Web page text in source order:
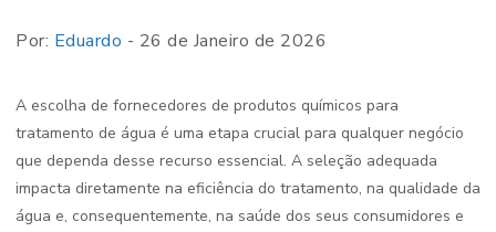
Por: Eduardo - 26 de Janeiro de 2026
A escolha de fornecedores de produtos químicos para
tratamento de água é uma etapa crucial para qualquer negócio
que dependa desse recurso essencial. A seleção adequada
impacta diretamente na eficiência do tratamento, na qualidade da
água e, consequentemente, na saúde dos seus consumidores e